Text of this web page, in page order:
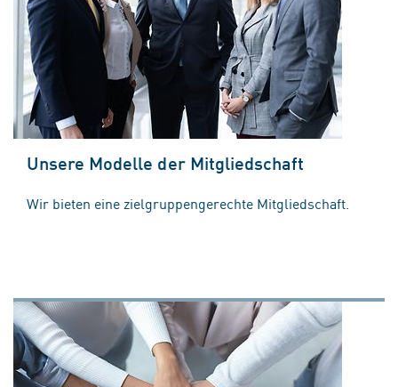
Unsere Modelle der Mitgliedschaft
Wir bieten eine zielgruppengerechte Mitgliedschaft.